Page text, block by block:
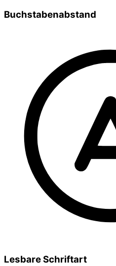
Buchstabenabstand
Lesbare Schriftart